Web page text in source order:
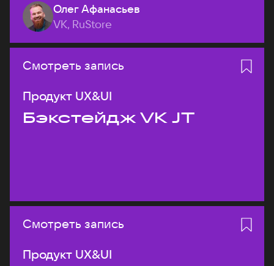
Олег Афанасьев
VK, RuStore
Смотреть запись
Продукт UX&UI
Бэкстейдж VK JT
Смотреть запись
Продукт UX&UI